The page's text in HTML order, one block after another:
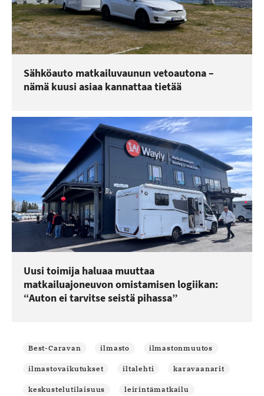
Sähköauto matkailuvaunun vetoautona –
nämä kuusi asiaa kannattaa tietää
Uusi toimija haluaa muuttaa
matkailuajoneuvon omistamisen logiikan:
“Auton ei tarvitse seistä pihassa”
Best-Caravan ilmasto ilmastonmuutos
ilmastovaikutukset iltalehti karavaanarit
keskustelutilaisuus leirintämatkailu